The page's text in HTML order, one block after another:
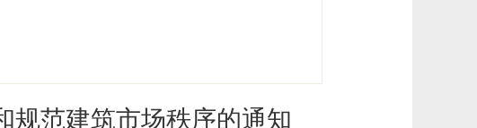
规范建筑市场秩序的通知